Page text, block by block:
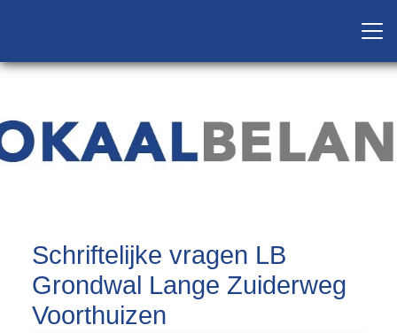
Schriftelijke vragen LB
Grondwal Lange Zuiderweg
Voorthuizen